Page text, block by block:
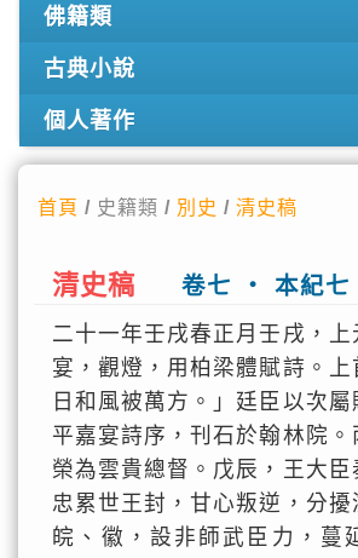
佛籍類
古典小說
個人著作
首頁 / 史籍類 / 別史 /清史稿
清史稿 卷七 ‧ 本紀七
二十一年壬戌春正月壬戌，上
宴，觀燈，用柏梁體賦詩。上
日和風被萬方。」廷臣以次
平嘉宴詩序，刊石於翰林院。
榮為雲貴總督。戊辰，王大臣
忠累世王封，甘心叛逆，分擾
皖、徽，設非師武臣力，蔓